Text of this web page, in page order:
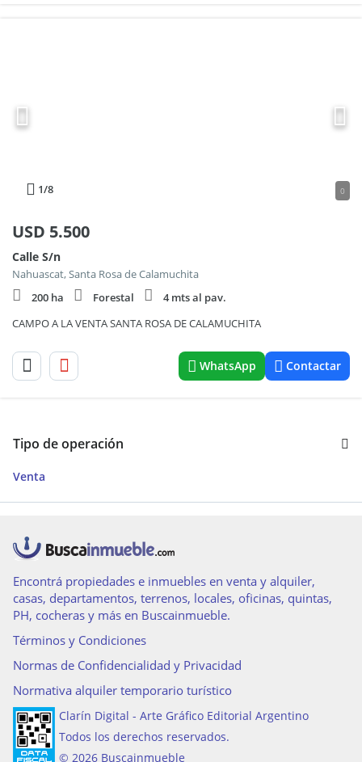
1/8 0
USD 5.500
Calle S/n
Nahuascat, Santa Rosa de Calamuchita
200 ha
Forestal
4 mts al pav.
CAMPO A LA VENTA SANTA ROSA DE CALAMUCHITA
WhatsApp Contactar
Tipo de operación
Venta
Encontrá propiedades e inmuebles en venta y alquiler,
casas, departamentos, terrenos, locales, oficinas, quintas,
PH, cocheras y más en Buscainmueble.
Términos y Condiciones
Normas de Confidencialidad y Privacidad
Normativa alquiler temporario turístico
Clarín Digital - Arte Gráfico Editorial Argentino
Todos los derechos reservados.
© 2026 Buscainmueble